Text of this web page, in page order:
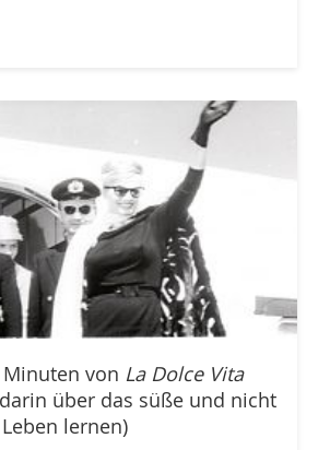
von La Dolce Vita
über das süße und nicht
lernen)